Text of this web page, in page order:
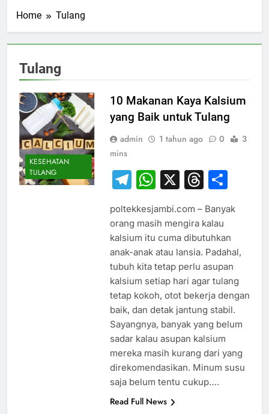
Home Tulang
Tulang
KESEHATAN
TULANG
10 Makanan Kaya Kalsium
yang Baik untuk Tulang
admin 1 tahun ago 0
3
mins
Telegram
WhatsApp
X
poltekkesjambi.com – Banyak
orang masih mengira kalau
kalsium itu cuma dibutuhkan
anak-anak atau lansia. Padahal,
tubuh kita tetap perlu asupan
kalsium setiap hari agar tulang
tetap kokoh, otot bekerja dengan
baik, dan detak jantung stabil.
Sayangnya, banyak yang belum
sadar kalau asupan kalsium
mereka masih kurang dari yang
direkomendasikan. Minum susu
saja belum tentu cukup….
Read Full News